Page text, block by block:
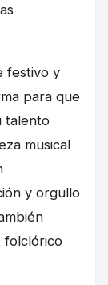
festivo y
para que
talento
musical
y orgullo
folclórico